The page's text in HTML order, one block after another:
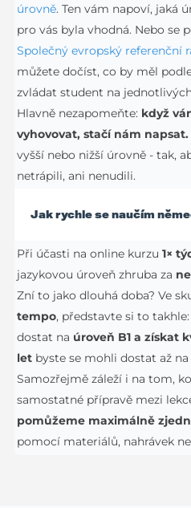
úrovně. Ten vám napoví, jaká
pro vás byla vhodná. Nebo se
Společný evropský referenční
můžete dočíst, co by měl
zvládat student na
Hlavně nezapomeňte: když
vyhovovat, stačí nám napsat.
vyšší nebo nižší úrovně - tak,
netrápili, ani nenudili.
Jak rychle se naučím
Při účasti na online kurzu1×
jazykovou úroveň zhruba za
Zní to jako dlouhá doba? Ve
tempo, představte si to
dostat na úroveň B1 a získat
let byste se mohli dostat až na
Samozřejmě záleží i na tom,
samostatné přípravě mezi
pomůžeme maximálně
pomocí materiálů, nahrávek